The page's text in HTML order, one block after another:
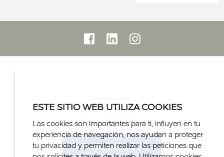
Atención al cliente
+34 932 122 300
ESTE SITIO WEB UTILIZA COOKIES
Las cookies son importantes para ti, influyen en tu
experiencia de navegación, nos ayudan a proteger
tu privacidad y permiten realizar las peticiones que